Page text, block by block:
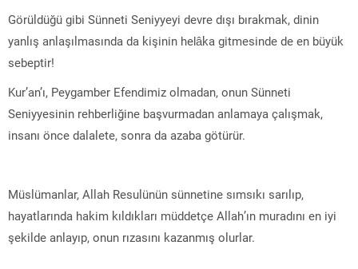
Görüldüğü gibi Sünneti Seniyyeyi devre dışı bırakmak, dinin
yanlış anlaşılmasında da kişinin helâka gitmesinde de en büyük
sebeptir!
Kur’an’ı, Peygamber Efendimiz olmadan, onun Sünneti
Seniyyesinin rehberliğine başvurmadan anlamaya çalışmak,
insanı önce dalalete, sonra da azaba götürür.
Müslümanlar, Allah Resulünün sünnetine sımsıkı sarılıp,
hayatlarında hakim kıldıkları müddetçe Allah’ın muradını en iyi
şekilde anlayıp, onun rızasını kazanmış olurlar.